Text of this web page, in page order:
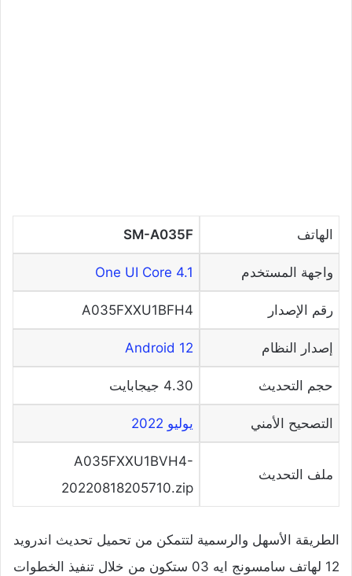
الهاتف SM-A035F
واجهة المستخدم One UI Core 4.1
رقم الإصدار A035FXXU1BFH4
إصدار النظام Android 12
حجم التحديث 4.30 جيجابايت
التصحيح الأمني يوليو 2022
ملف التحديث
A035FXXU1BVH4-
20220818205710.zip
الطريقة الأسهل والرسمية لتتمكن من تحميل تحديث اندرويد
12 لهاتف سامسونج ايه 03 ستكون من خلال تنفيذ الخطوات